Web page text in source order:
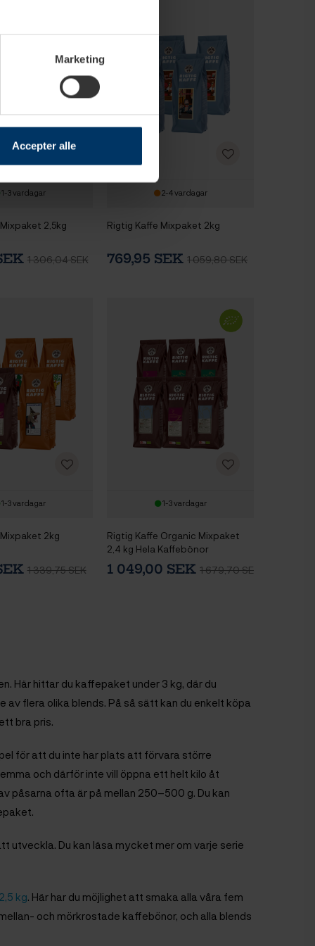
Marketing
Accepter alle
1-3 vardagar
2,5kg
1 306,04 SEK
2-4 vardagar
Rigtig Kaffe Mixpaket 2kg
769,95 SEK1 059,80 SEK
1-3 vardagar
2kg
1 339,75 SEK
1-3 vardagar
Rigtig Kaffe Organic Mixpaket
2,4 kg Hela Kaffebönor
1 049,00 SEK1 679,70 SEK
Här hittar du kaffepaket under 3 kg, där du
flera olika blends. På så sätt kan du enkelt köpa
bra pris.
för att du inte har plats att förvara större
och därför inte vill öppna ett helt kilo åt
påsarna ofta är på mellan 250–500 g. Du kan
utveckla. Du kan läsa mycket mer om varje serie
kg. Här har du möjlighet att smaka alla våra fem
och mörkrostade kaffebönor, och alla blends